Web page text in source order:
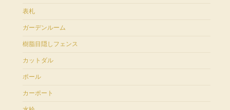
表札
ガーデンルーム
樹脂目隠しフェンス
カットダル
ポール
カーポート